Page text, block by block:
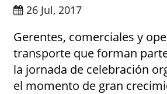
26 Jul, 2017
Gerentes, comerciales y
transporte que forman
la jornada de celebración
el momento de gran